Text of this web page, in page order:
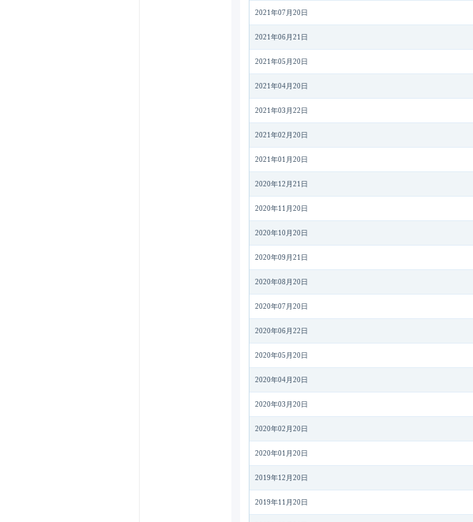
2021年07月20日
2021年06月21日
2021年05月20日
2021年04月20日
2021年03月22日
2021年02月20日
2021年01月20日
2020年12月21日
2020年11月20日
2020年10月20日
2020年09月21日
2020年08月20日
2020年07月20日
2020年06月22日
2020年05月20日
2020年04月20日
2020年03月20日
2020年02月20日
2020年01月20日
2019年12月20日
2019年11月20日